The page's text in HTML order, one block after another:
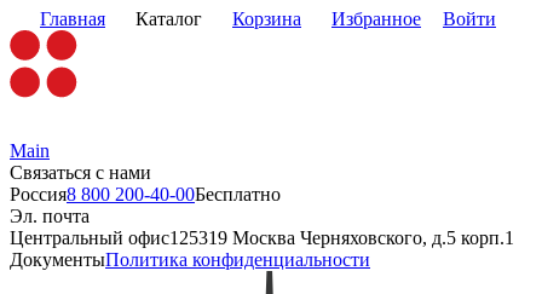
Главная Каталог Корзина Избранное Войти
Main
Связаться с нами
Россия8 800 200-40-00Бесплатно
Эл. почта
Центральный офис125319 Москва Черняховского, д.5 корп.1
ДокументыПолитика конфиденциальности